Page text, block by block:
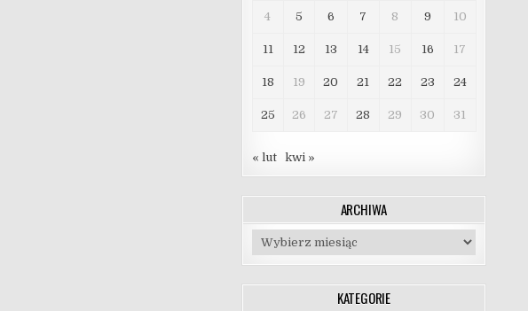
4 5 6 7 8 9 10
11 12 13 14 15 16 17
18 19 20 21 22 23 24
25 26 27 28 29 30 31
« lut kwi »
ARCHIWA
Archiwa
KATEGORIE